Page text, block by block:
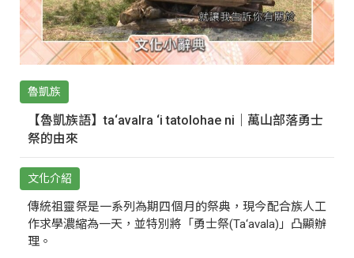
魯凱族
【魯凱族語】ta‘avalra ‘i tatolohae ni｜萬山部落勇士
祭的由來
文化介紹
傳統祖靈祭是一系列為期四個月的祭典，現今配合族人工
作求學濃縮為一天，並特別將「勇士祭(Ta‘avala)」凸顯辦
理。